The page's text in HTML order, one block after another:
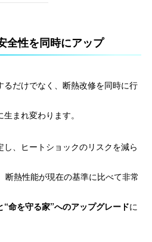
全性を同時にアップ
だけでなく、断熱改修を同時に行
生まれ変わります。
、ヒートショックのリスクを減ら
断熱性能が現在の基準に比べて非常
命を守る家”へのアップグレードに